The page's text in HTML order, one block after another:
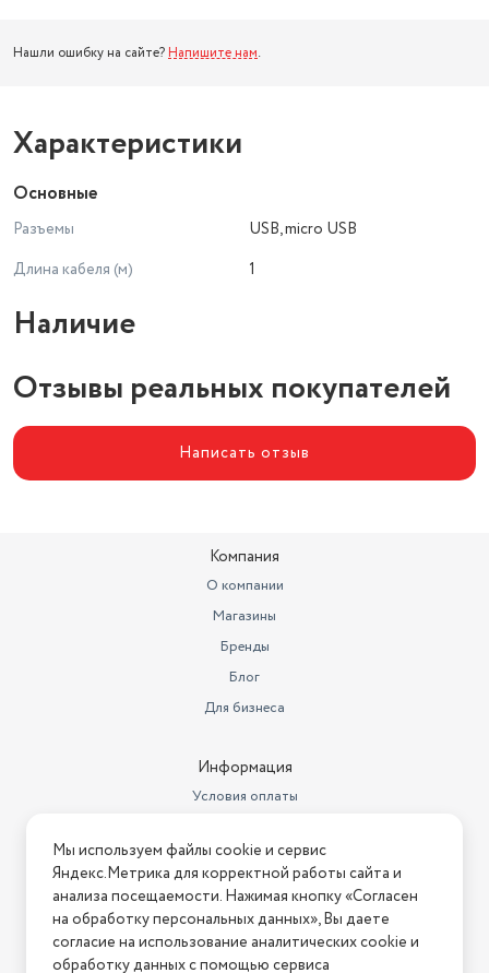
Нашли ошибку на сайте? Напишите нам.
Характеристики
Основные
Разъемы
USB, micro USB
Длина кабеля (м)
1
Наличие
Отзывы реальных покупателей
Написать отзыв
Компания
О компании
Магазины
Бренды
Блог
Для бизнеса
Информация
Условия оплаты
Условия возврата
Нашли ошибку на сайте? Напишите нам
2026 © Интернет-магазин "АстМаркет". У нас есть всё!
Мы используем файлы cookie и сервис
Яндекс.Метрика для корректной работы сайта и
анализа посещаемости. Нажимая кнопку «Согласен
на обработку персональных данных», Вы даете
согласие на использование аналитических cookie и
обработку данных с помощью сервиса